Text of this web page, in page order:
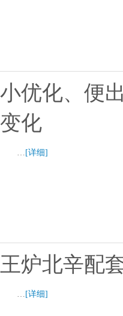
小优化、便
变化
… [详细]
王炉北辛配
… [详细]